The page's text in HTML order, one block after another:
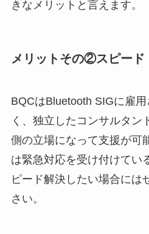
きなメリットと言えます。
メリットその②スピード
BQCはBluetooth SIGに雇
く、独立したコンサルタン
側の立場になって支援が可
は緊急対応を受け付けてい
ピード解決したい場合には
さい。